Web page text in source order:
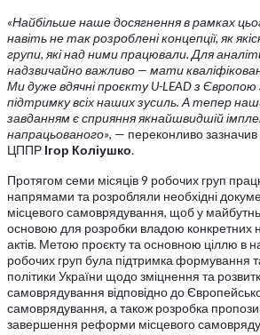
«Найбільше наше досягнення в рамках
навіть не так розроблені концепції, як
групи, які над ними працювали. Для
надзвичайно важливо — мати
Ми дуже вдячні проєкту U-LEAD з Європою
підтримку всіх наших зусиль. А тепер
завданням є сприяння якнайшвидшій
напрацьованого», — переконливо зазначив
ЦППР Ігор Коліушко.
Протягом семи місяців 9 робочих груп
напрямами та розробляли необхідні
місцевого самоврядування, щоб у
основою для розробки владою конкретних
актів. Метою проєкту та основною ціллю в
робочих груп була підтримка формування
політики України щодо зміцнення та
самоврядування відповідно до
самоврядування, а також розробка
завершення реформи місцевого